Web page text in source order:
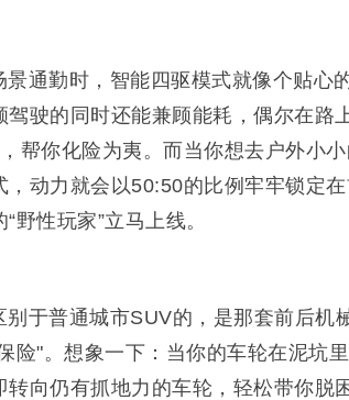
景通勤时，智能四驱模式就像个贴心
驾驶的同时还能兼顾能耗，偶尔在路
帮你化险为夷。而当你想去户外小
，动力就会以50:50的比例牢牢锁定
野性玩家”立马上线。
别于普通城市SUV的，是那套前后机
险"。想象一下：当你的车轮在泥坑
转向仍有抓地力的车轮，轻松带你脱